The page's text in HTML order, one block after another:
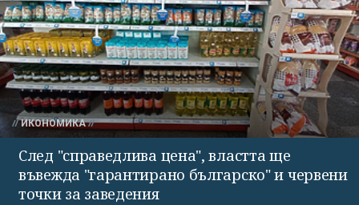
ИКОНОМИКА
След "справедлива цена", властта ще
въвежда "гарантирано българско" и червени
точки за заведения